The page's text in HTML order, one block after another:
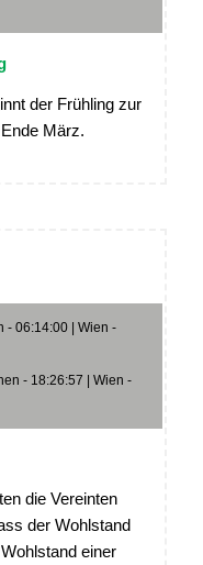
der Frühling zur
März.
- 06:14:00 | Wien -
- 18:26:57 | Wien -
die Vereinten
der Wohlstand
einer